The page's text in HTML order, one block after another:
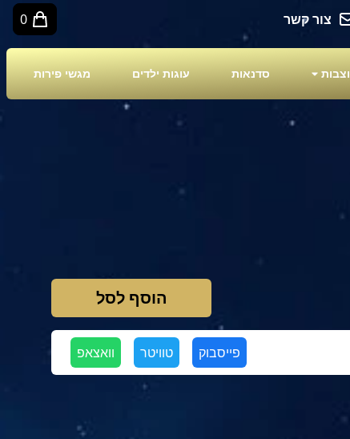
צור קשר 0
סדנאות עוגות ילדים מגשי פירות
הוסף לסל
פייסבוק טוויטר וואצאפ